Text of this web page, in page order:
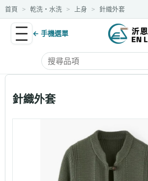
首頁 > 乾洗・水洗 > 上身 > 針織外套
← 手機選單
針織外套